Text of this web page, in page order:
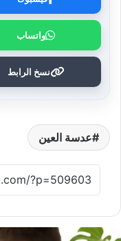
واتساب
نسخ الرابط
عدسة العين